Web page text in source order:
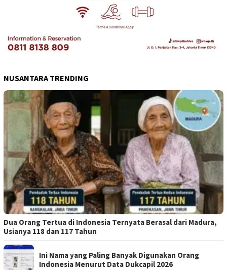
NUSANTARA TRENDING
Dua Orang Tertua di Indonesia Ternyata Berasal dari Madura,
Usianya 118 dan 117 Tahun
Ini Nama yang Paling Banyak Digunakan Orang
Indonesia Menurut Data Dukcapil 2026